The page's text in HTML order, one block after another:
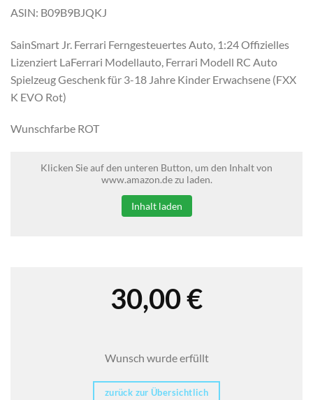
ASIN: B09B9BJQKJ
SainSmart Jr. Ferrari Ferngesteuertes Auto, 1:24 Offizielles
Lizenziert LaFerrari Modellauto, Ferrari Modell RC Auto
Spielzeug Geschenk für 3-18 Jahre Kinder Erwachsene (FXX
K EVO Rot)
Wunschfarbe ROT
Klicken Sie auf den unteren Button, um den Inhalt von
www.amazon.de zu laden.
Inhalt laden
30,00€
Wunsch wurde erfüllt
zurück zur Übersichtlich